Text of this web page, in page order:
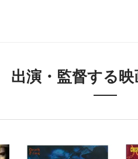
出演・監督する映